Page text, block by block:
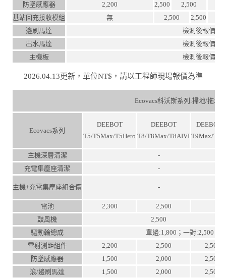
防墜感應器
2,200 2,500
2,500
基站回充接收模組
無 2,500
2,500
邊刷馬達
檢測後報價
出水馬達
檢測後報價
主機板
檢測後報價
2026.04.13更新，單位NT$，請以工程師現場報價為準
Ecovacs科沃斯系列:掃地/拖地
Ecovacs系列
DEEBOT
T5/T5Max/T5Hero
DEEBOT
T8/T8Max/T8AIVI T9Max/
主機深層清潔
-
充電集塵座清潔
-
主機+充電集塵座組合價 -
電池 2,300
2,500
鼓風機
2,500
驅動輪總成
單邊:1,800；一對:2,500
雷射測距組件
2,200 2,500
2,500
防墜感應器
1,500 2,000
2,500
滾/邊刷馬達
1,500 2,000
2,500